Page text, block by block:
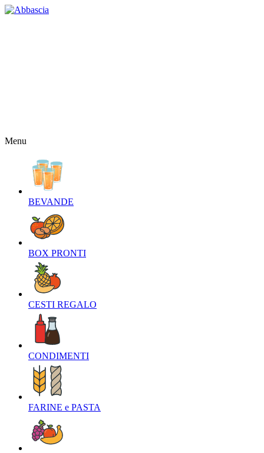
Menu
BEVANDE‎
BOX PRONTI‎
CESTI REGALO‎
CONDIMENTI‎
FARINE e PASTA‎